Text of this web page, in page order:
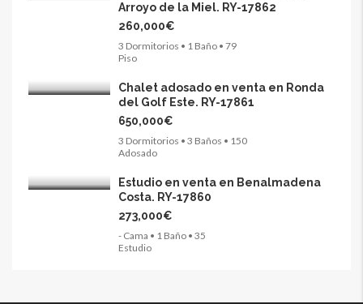
Arroyo de la Miel. RY-17862
260,000€
3 Dormitorios • 1 Baño • 79
Piso
Chalet adosado en venta en Ronda
del Golf Este. RY-17861
650,000€
3 Dormitorios • 3 Baños • 150
Adosado
Estudio en venta en Benalmadena
Costa. RY-17860
273,000€
- Cama • 1 Baño • 35
Estudio